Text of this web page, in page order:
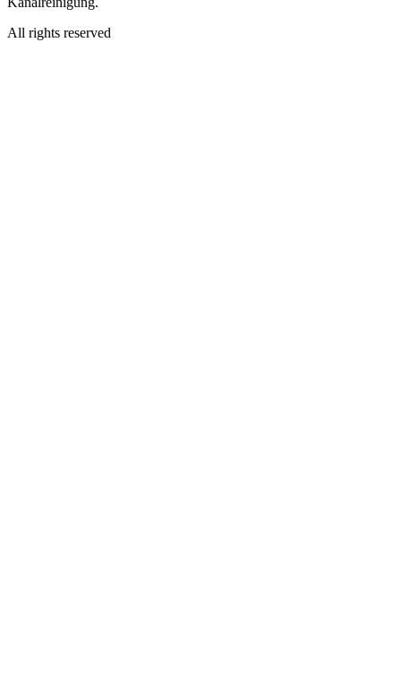
All rights reserved